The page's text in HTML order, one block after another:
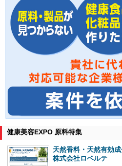
健康美容EXPO 原料特集
天然香料・天然有効
株式会社ロベルテ